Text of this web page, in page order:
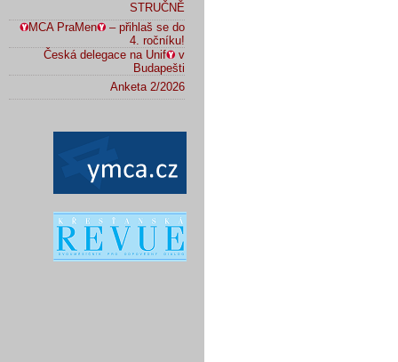
STRUČNĚ
MCA PraMen
– přihlaš se do
4. ročníku!
Česká delegace na Unif
v
Budapešti
Anketa 2/2026